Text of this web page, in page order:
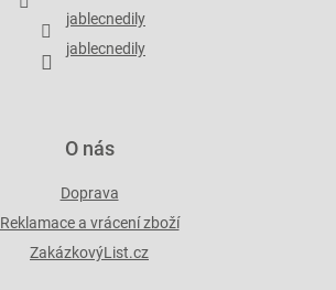
jablecnedily
jablecnedily
O nás
Doprava
Reklamace a vrácení zboží
ZakázkovýList.cz